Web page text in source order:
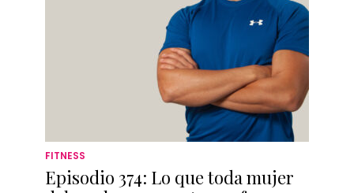
FITNESS
Episodio 374: Lo que toda mujer